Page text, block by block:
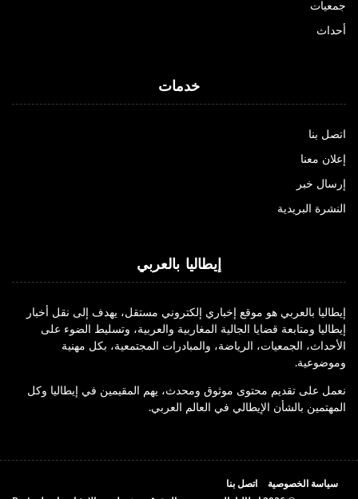
جمعيات
أحداث
خدمات
اتصل بنا
إعلان معنا
إرسال خبر
النشرة البريدية
إيطاليا بالعربي
إيطاليا بالعربي هو موقع إخباري إلكتروني مستقل، يهدف إلى نقل أخبار
إيطاليا ومتابعة قضايا الجالية المغاربية والعربية، وتسليط الضوء على
الأحداث، الجمعيات، الرياضة، والمبادرات المجتمعية، بكل مهنية
وموضوعية.
نعمل على تقديم محتوى موثوق ومحدث، يهم المقيمين في إيطاليا وكل
المهتمين بالشأن الإيطالي في العالم العربي.
سياسة الخصوصية
اتصل بنا